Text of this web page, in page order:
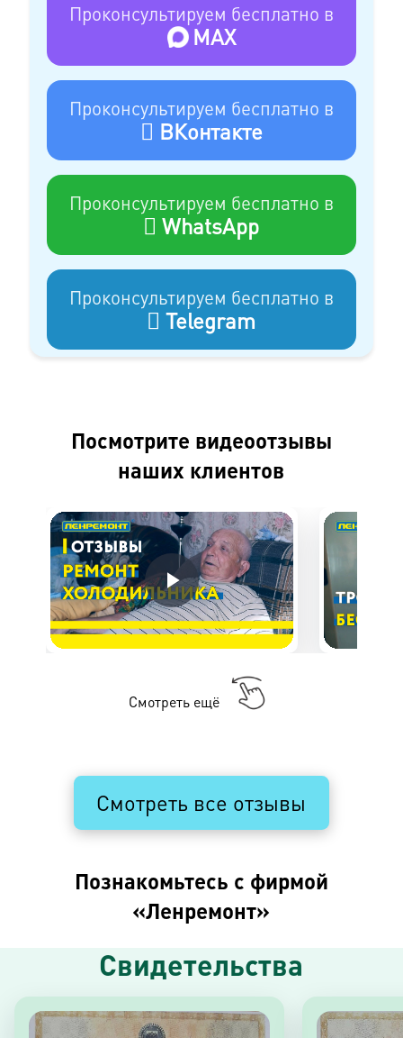
Проконсультируем бесплатно в
MAX
Проконсультируем бесплатно в
ВКонтакте
Проконсультируем бесплатно в
WhatsApp
Проконсультируем бесплатно в
Telegram
Посмотрите видеоотзывы
наших клиентов
Смотреть ещё
Смотреть все отзывы
Познакомьтесь с фирмой
«Ленремонт»
Свидетельства